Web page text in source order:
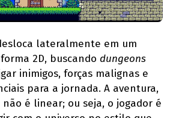
lateralmente em um
2D, buscandodungeons
inimigos, forças malignas e
para a jornada. A aventura,
não é linear; ou seja, o jogador é